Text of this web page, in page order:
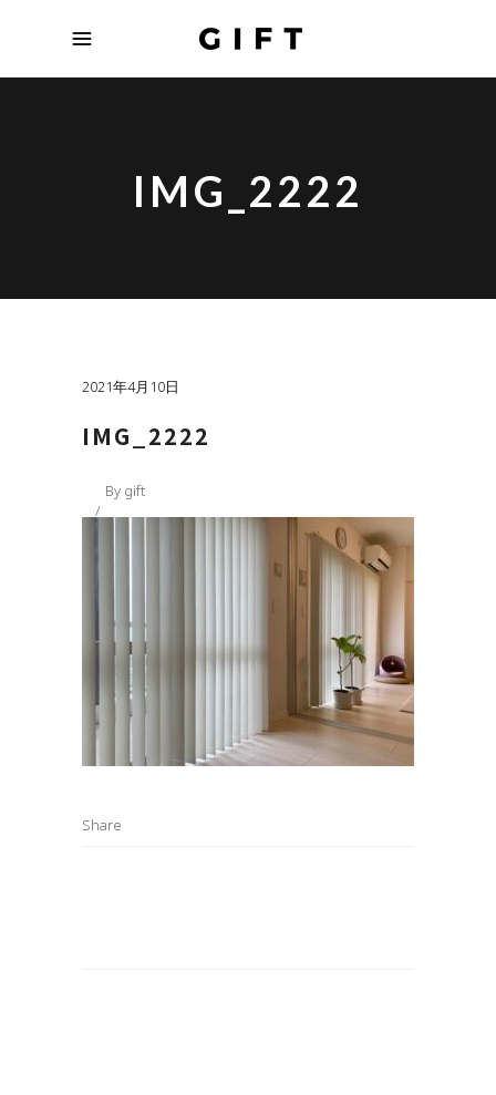
IMG_2222
2021年4月10日
IMG_2222
By gift
Share